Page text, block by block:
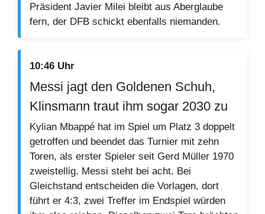
Präsident Javier Milei bleibt aus Aberglaube
fern, der DFB schickt ebenfalls niemanden.
10:46 Uhr
Messi jagt den Goldenen Schuh,
Klinsmann traut ihm sogar 2030 zu
Kylian Mbappé hat im Spiel um Platz 3 doppelt
getroffen und beendet das Turnier mit zehn
Toren, als erster Spieler seit Gerd Müller 1970
zweistellig. Messi steht bei acht. Bei
Gleichstand entscheiden die Vorlagen, dort
führt er 4:3, zwei Treffer im Endspiel würden